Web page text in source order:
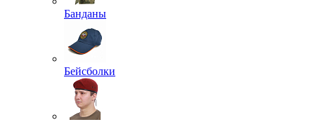
Банданы
Бейсболки